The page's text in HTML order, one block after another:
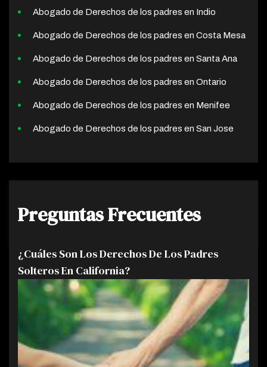
Abogado de Derechos de los padres en Indio
Abogado de Derechos de los padres en Costa Mesa
Abogado de Derechos de los padres en Santa Ana
Abogado de Derechos de los padres en Ontario
Abogado de Derechos de los padres en Menifee
Abogado de Derechos de los padres en San Jose
Preguntas Frecuentes
¿Cuáles Son Los Derechos De Los Padres
Solteros En California?